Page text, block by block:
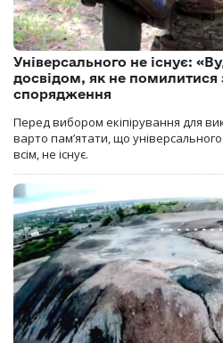
Універсального не існує:
досвідом, як не помилитися
спорядження
Перед вибором екіпірування для
варто пам’ятати, що
всім, не існує.